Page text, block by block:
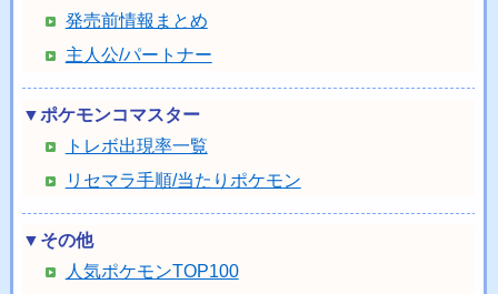
発売前情報まとめ
主人公/パートナー
▼ポケモンコマスター
トレボ出現率一覧
リセマラ手順/当たりポケモン
▼その他
人気ポケモンTOP100